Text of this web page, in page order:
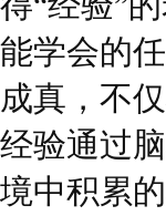
能学会的
成真，不
经验通过
境中积累